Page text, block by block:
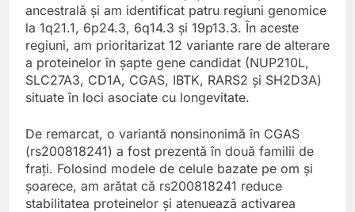
ancestrală și am identificat patru regiuni genomice
la 1q21.1, 6p24.3, 6q14.3 și 19p13.3. În aceste
regiuni, am prioritarizat 12 variante rare de alterare
a proteinelor în șapte gene candidat (NUP210L,
SLC27A3, CD1A, CGAS, IBTK, RARS2 și SH2D3A)
situate în loci asociate cu longevitate.
De remarcat, o variantă nonsinonimă în CGAS
(rs200818241) a fost prezentă în două familii de
frați. Folosind modele de celule bazate pe om și
șoarece, am arătat că rs200818241 reduce
stabilitatea proteinelor și atenuează activarea